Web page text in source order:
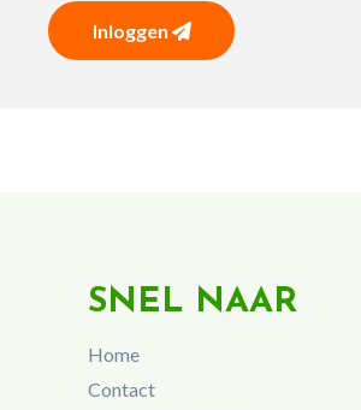
Inloggen
SNEL NAAR
Home
Contact